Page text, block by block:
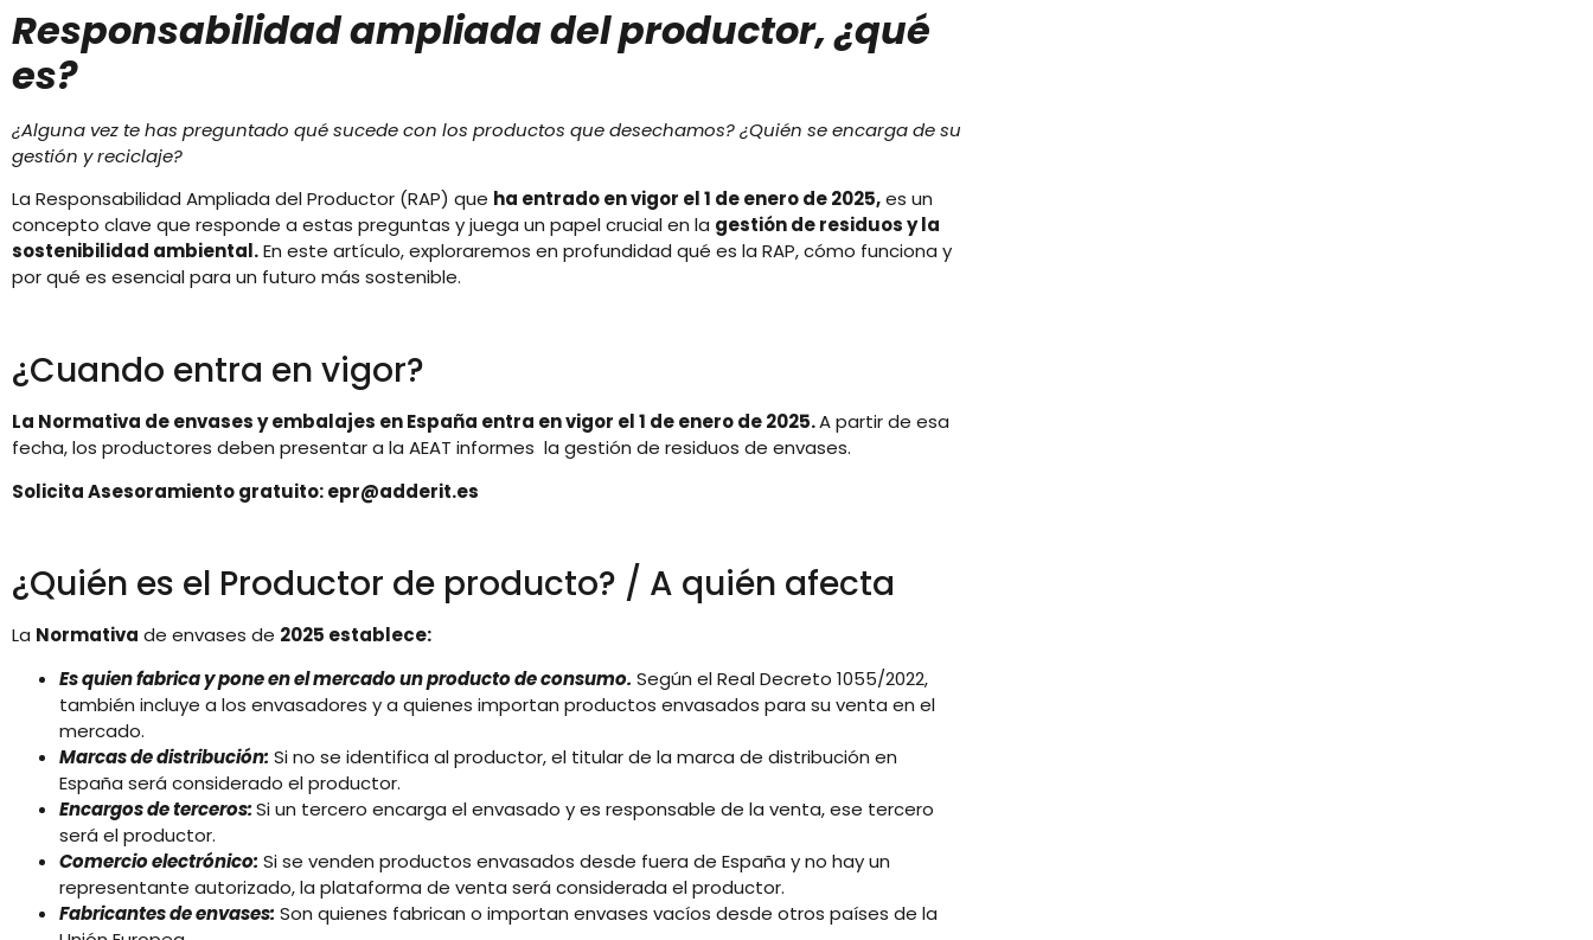
Responsabilidad ampliada del productor, ¿qué
es?
¿Alguna vez te has preguntado qué sucede con los productos que desechamos? ¿Quién se encarga de su
gestión y reciclaje?
La Responsabilidad Ampliada del Productor (RAP) que ha entrado en vigor el 1 de enero de 2025,es un
concepto clave que responde a estas preguntas y juega un papel crucial en la gestión de residuos y la
sostenibilidad ambiental.En este artículo, exploraremos en profundidad qué es la RAP, cómo funciona y
por qué es esencial para un futuro más sostenible.
¿Cuando entra en vigor?
La Normativa de envases y embalajes en España entra en vigor el 1 de enero de 2025.A partir de esa
fecha, los productores deben presentar a la AEAT informes la gestión de residuos de envases.
Solicita Asesoramiento gratuito: epr@adderit.es
¿Quién es el Productor de producto? / A quién afecta
La Normativa de envases de 2025 establece:
Es quien fabrica y pone en el mercado un producto de consumo. Según el Real Decreto 1055/2022,
también incluye a los envasadores y a quienes importan productos envasados para su venta en el
mercado.
Marcas de distribución: Si no se identifica al productor, el titular de la marca de distribución en
España será considerado el productor.
Encargos de terceros:Si un tercero encarga el envasado y es responsable de la venta, ese tercero
será el productor.
Comercio electrónico: Si se venden productos envasados desde fuera de España y no hay un
representante autorizado, la plataforma de venta será considerada el productor.
Fabricantes de envases: Son quienes fabrican o importan envases vacíos desde otros países de la